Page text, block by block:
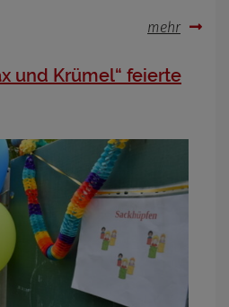
mehr
und Krümel“ feierte